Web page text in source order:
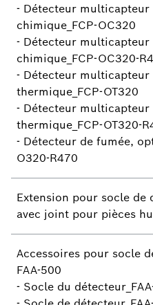
- Détecteur multicapteur
chimique_FCP-OC320
- Détecteur multicapteur
chimique_FCP-OC320-
- Détecteur multicapteur
thermique_FCP-OT320
- Détecteur multicapteur
thermique_FCP-OT320-
- Détecteur de fumée,
O320-R470
Extension pour socle de
avec joint pour pièces
Accessoires pour socle
FAA-500
- Socle du